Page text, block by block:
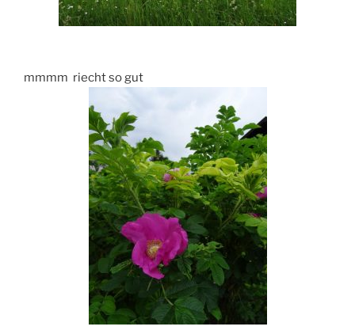
mmmm riecht so gut